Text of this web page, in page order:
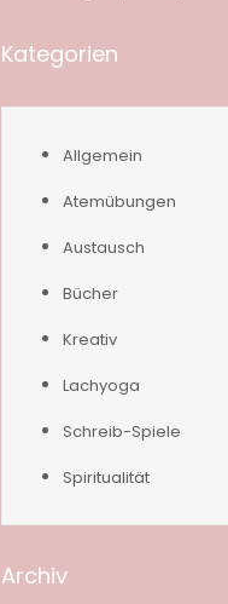
Kategorien
Allgemein
Atemübungen
Austausch
Bücher
Kreativ
Lachyoga
Schreib-Spiele
Spiritualität
Archiv